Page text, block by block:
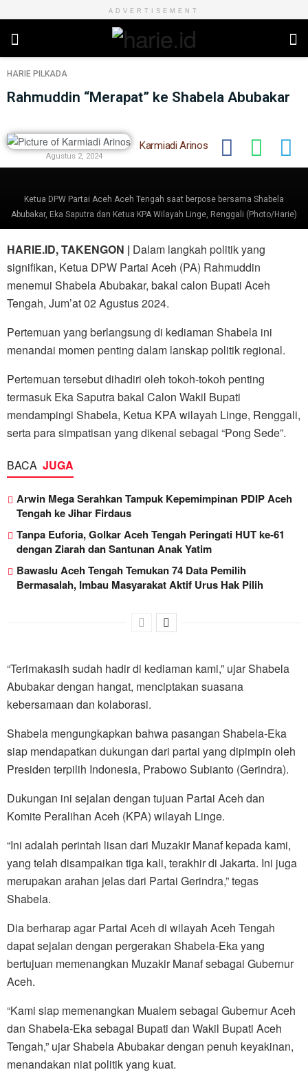
ADVERTISEMENT
HARIE PILKADA
Rahmuddin “Merapat” ke Shabela Abubakar
Karmiadi Arinos
Agustus 2, 2024
Ketua DPW Partai Aceh Aceh Tengah saat berpose bersama Shabela
Abubakar, Eka Saputra dan Ketua KPA Wilayah Linge, Renggali (Photo/Harie)
HARIE.ID, TAKENGON | Dalam langkah politik yang
signifikan, Ketua DPW Partai Aceh (PA) Rahmuddin
menemui Shabela Abubakar, bakal calon Bupati Aceh
Tengah, Jum’at 02 Agustus 2024.
Pertemuan yang berlangsung di kediaman Shabela ini
menandai momen penting dalam lanskap politik regional.
Pertemuan tersebut dihadiri oleh tokoh-tokoh penting
termasuk Eka Saputra bakal Calon Wakil Bupati
mendampingi Shabela, Ketua KPA wilayah Linge, Renggali,
serta para simpatisan yang dikenal sebagai “Pong Sede”.
BACA JUGA
Arwin Mega Serahkan Tampuk Kepemimpinan PDIP Aceh
Tengah ke Jihar Firdaus
Tanpa Euforia, Golkar Aceh Tengah Peringati HUT ke-61
dengan Ziarah dan Santunan Anak Yatim
Bawaslu Aceh Tengah Temukan 74 Data Pemilih
Bermasalah, Imbau Masyarakat Aktif Urus Hak Pilih
“Terimakasih sudah hadir di kediaman kami,” ujar Shabela
Abubakar dengan hangat, menciptakan suasana
kebersamaan dan kolaborasi.
Shabela mengungkapkan bahwa pasangan Shabela-Eka
siap mendapatkan dukungan dari partai yang dipimpin oleh
Presiden terpilih Indonesia, Prabowo Subianto (Gerindra).
Dukungan ini sejalan dengan tujuan Partai Aceh dan
Komite Peralihan Aceh (KPA) wilayah Linge.
“Ini adalah perintah lisan dari Muzakir Manaf kepada kami,
yang telah disampaikan tiga kali, terakhir di Jakarta. Ini juga
merupakan arahan jelas dari Partai Gerindra,” tegas
Shabela.
Dia berharap agar Partai Aceh di wilayah Aceh Tengah
dapat sejalan dengan pergerakan Shabela-Eka yang
bertujuan memenangkan Muzakir Manaf sebagai Gubernur
Aceh.
“Kami siap memenangkan Mualem sebagai Gubernur Aceh
dan Shabela-Eka sebagai Bupati dan Wakil Bupati Aceh
Tengah,” ujar Shabela Abubakar dengan penuh keyakinan,
menandakan niat politik yang kuat.